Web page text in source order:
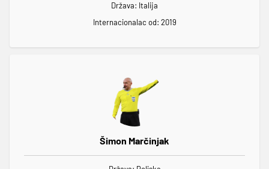
Država: Italija
Internacionalac od: 2019
Šimon Marčinjak